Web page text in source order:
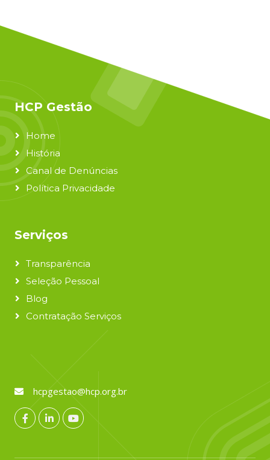
HCP Gestão
Home
História
Canal de Denúncias
Política Privacidade
Serviços
Transparência
Seleção Pessoal
Blog
Contratação Serviços
hcpgestao@hcp.org.br